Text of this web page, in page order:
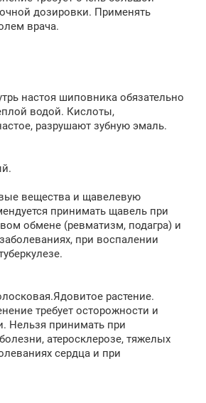
дозировки. Применять
врача.
настоя шиповника обязательно
водой. Кислоты,
разрушают зубную эмаль.
вещества и щавелевую
принимать щавель при
обмене (ревматизм, подагра) и
при воспалении
растение.
требует осторожности и
Нельзя принимать при
атеросклерозе, тяжелых
сердца и при